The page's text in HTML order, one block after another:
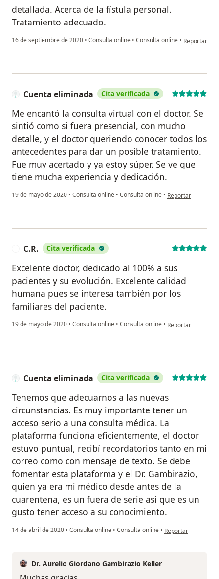
detallada. Acerca de la fístula personal.
Tratamiento adecuado.
16 de septiembre de 2020 • Consulta online • Consulta online • en opinión
Reportar
Cuenta eliminada Cita verificada
Me encantó la consulta virtual con el doctor. Se
sintió como si fuera presencial, con mucho
detalle, y el doctor queriendo conocer todos los
antecedentes para dar un posible tratamiento.
Fue muy acertado y ya estoy súper. Se ve que
tiene mucha experiencia y dedicación.
19 de mayo de 2020 • Consulta online • Consulta online • en opinión del
Reportar
C.R. Cita verificada
Excelente doctor, dedicado al 100% a sus
pacientes y su evolución. Excelente calidad
humana pues se interesa también por los
familiares del paciente.
19 de mayo de 2020 • Consulta online • Consulta online • en opinión del
Reportar
Cuenta eliminada Cita verificada
Tenemos que adecuarnos a las nuevas
circunstancias. Es muy importante tener un
acceso serio a una consulta médica. La
plataforma funciona eficientemente, el doctor
estuvo puntual, recibí recordatorios tanto en mi
correo como con mensaje de texto. Se debe
fomentar esta plataforma y el Dr. Gambirazio,
quien ya era mi médico desde antes de la
cuarentena, es un fuera de serie así que es un
gusto tener acceso a su conocimiento.
14 de abril de 2020 • Consulta online • Consulta online • en opinión del
Reportar
Dr. Aurelio Giordano Gambirazio Keller